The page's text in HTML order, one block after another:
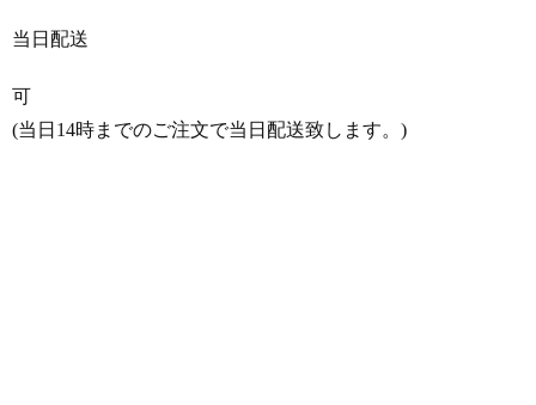
当日配送
可
(当日14時までのご注文で当日配送致します。)